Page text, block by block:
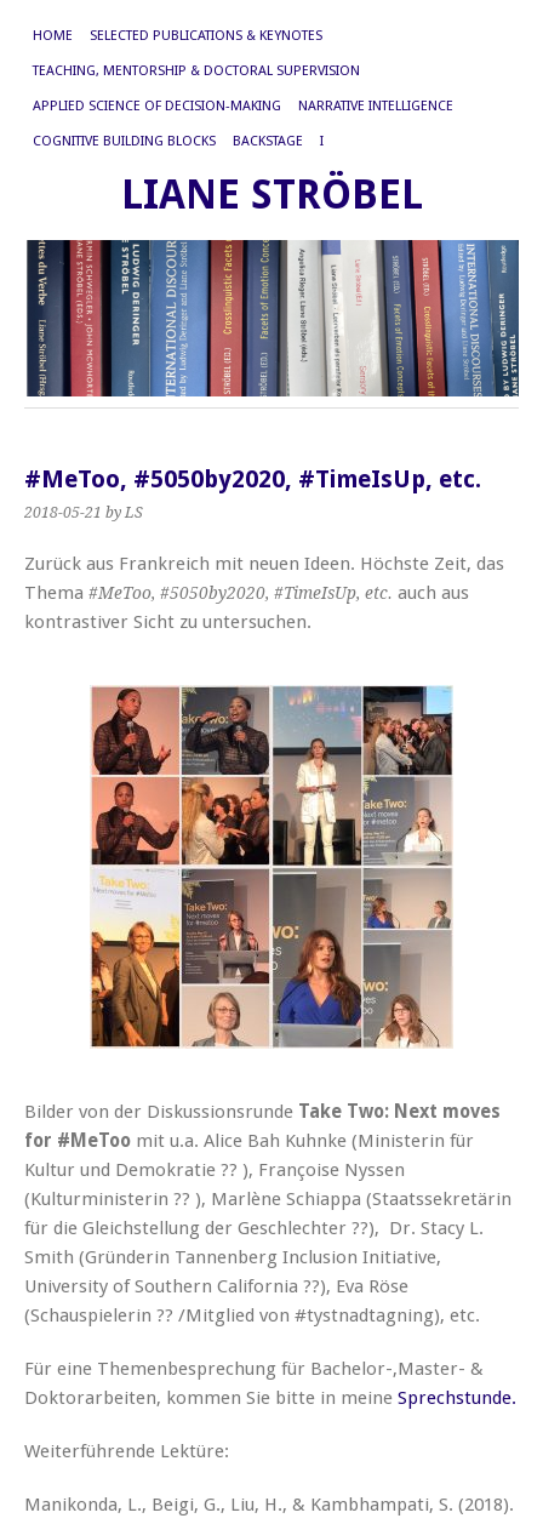
HOME SELECTED PUBLICATIONS & KEYNOTES
TEACHING, MENTORSHIP & DOCTORAL SUPERVISION
APPLIED SCIENCE OF DECISION-MAKING NARRATIVE INTELLIGENCE
COGNITIVE BUILDING BLOCKS BACKSTAGE I
LIANE STRÖBEL
#MeToo, #5050by2020, #TimeIsUp, etc.
2018-05-21 by LS
Zurück aus Frankreich mit neuen Ideen. Höchste Zeit, das
Thema #MeToo, #5050by2020, #TimeIsUp, etc. auch aus
kontrastiver Sicht zu untersuchen.
Bilder von der Diskussionsrunde Take Two: Next moves
for #MeToo mit u.a. Alice Bah Kuhnke (Ministerin für
Kultur und Demokratie ?? ), Françoise Nyssen
(Kulturministerin ?? ), Marlène Schiappa (Staatssekretärin
für die Gleichstellung der Geschlechter ??), Dr. Stacy L.
Smith (Gründerin Tannenberg Inclusion Initiative,
University of Southern California ??), Eva Röse
(Schauspielerin ?? /Mitglied von #tystnadtagning), etc.
Für eine Themenbesprechung für Bachelor-,Master- &
Doktorarbeiten, kommen Sie bitte in meine Sprechstunde.
Weiterführende Lektüre:
Manikonda, L., Beigi, G., Liu, H., & Kambhampati, S. (2018).